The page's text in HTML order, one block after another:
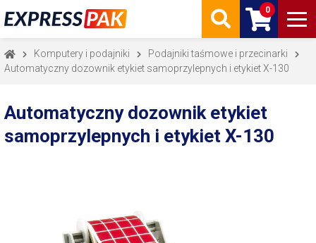
0
Komputery i podajniki
Podajniki taśmowe i przecinarki
Automatyczny dozownik etykiet samoprzylepnych i etykiet X-130
Automatyczny dozownik etykiet
samoprzylepnych i etykiet X-130